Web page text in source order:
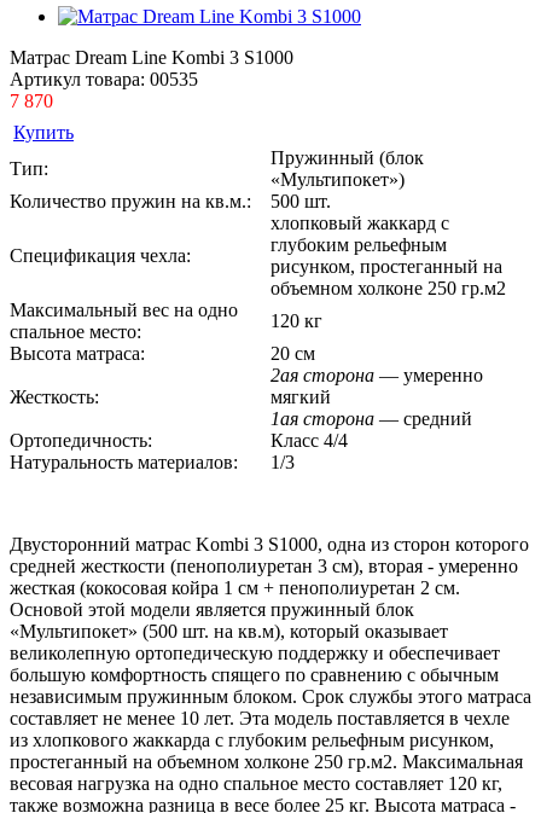
Матрас Dream Line Kombi 3 S1000
Артикул товара: 00535
7 870
Купить
Тип:
Пружинный (блок
«Мультипокет»)
Количество пружин на кв.м.:
500 шт.
Спецификация чехла:
хлопковый жаккард с
глубоким рельефным
рисунком, простеганный на
объемном холконе 250 гр.м2
Максимальный вес на одно
спальное место:
120 кг
Высота матраса:
20 см
Жесткость:
2ая сторона — умеренно
мягкий
1ая сторона — средний
Ортопедичность:
Класс 4/4
Натуральность материалов:
1/3
Двусторонний матрас Kombi 3 S1000, одна из сторон которого
средней жесткости (пенополиуретан 3 см), вторая - умеренно
жесткая (кокосовая койра 1 см + пенополиуретан 2 см.
Основой этой модели является пружинный блок
«Мультипокет» (500 шт. на кв.м), который оказывает
великолепную ортопедическую поддержку и обеспечивает
большую комфортность спящего по сравнению с обычным
независимым пружинным блоком. Срок службы этого матраса
составляет не менее 10 лет. Эта модель поставляется в чехле
из хлопкового жаккарда с глубоким рельефным рисунком,
простеганный на объемном холконе 250 гр.м2. Максимальная
весовая нагрузка на одно спальное место составляет 120 кг,
также возможна разница в весе более 25 кг. Высота матраса -